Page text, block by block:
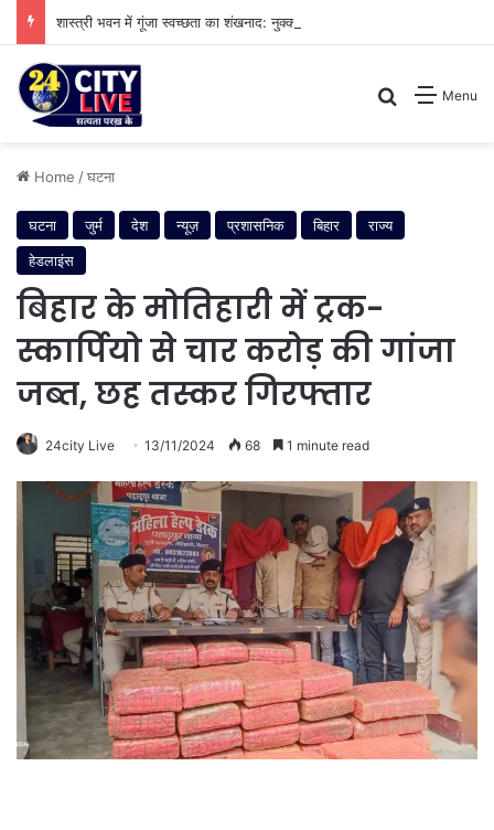
Menu
Search for
Home /घटना
घटना जुर्म देश न्यूज़ प्रशासनिक बिहार
राज्य
हेडलाइंस
बिहार के मोतिहारी में ट्रक-
स्कार्पियो से चार करोड़ की गांजा
जब्त, छह तस्कर गिरफ्तार
24city Live 13/11/2024 68 1 minute read